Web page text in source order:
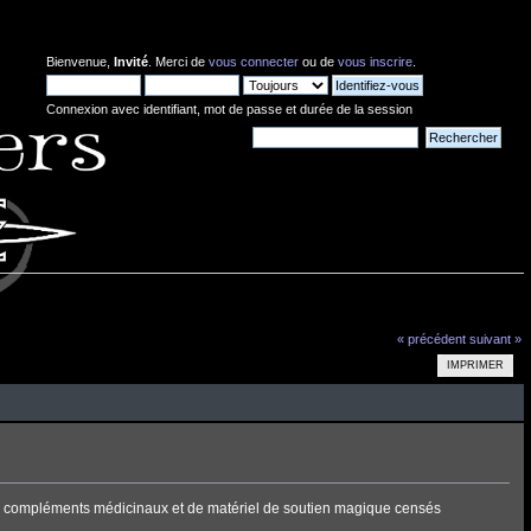
Bienvenue, Invité. Merci de vous connecterou de vous inscrire.
Connexion avec identifiant, mot de passe et durée de la session
« précédent suivant »
IMPRIMER
médicinaux et de matériel de soutien magique censés